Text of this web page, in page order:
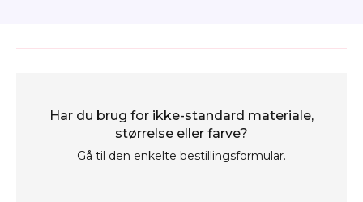
Har du brug for ikke-standard materiale,
størrelse eller farve?
Gå til den enkelte bestillingsformular.